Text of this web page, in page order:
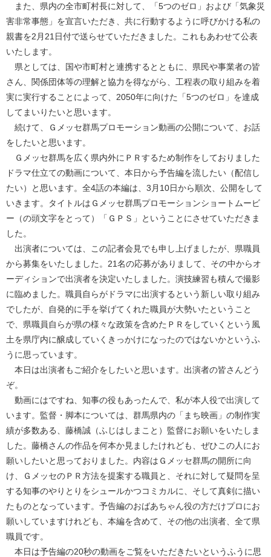
また、県内の全市町村長に対して、「5つのゼロ」および「気象災
害非常事態」を宣言いただき、共に行動するように呼びかける私の
親書を2月21日付で送らせていただきました。これもあわせて公表
いたします。
県としては、国や市町村と連携するとともに、県民や事業者の皆
さん、関係団体等の理解と協力を得ながら、工程表の取り組みを着
実に実行することによって、2050年に向けた「5つのゼロ」を達成
してまいりたいと思います。
続けて、Ｇメッセ群馬プロモーション動画の公開について、お話
をしたいと思います。
Ｇメッセ群馬を広く県内外にＰＲするため制作をしておりました
ドラマ仕立ての動画について、本日から予告編を流したい（配信し
たい）と思います。全4話の本編は、3月10日から順次、公開をして
いきます。タイトルはＧメッセ群馬プロモーションショートムービ
ー（の頭文字をとって）「ＧＰＳ」ということにさせていただきま
した。
出演者については、この記者会見でも申し上げましたが、県職員
から募集をいたしました。21名の応募がありまして、その中からオ
ーディションで出演者を決定いたしました。演技練習も積んで撮影
に臨めました。職員自らがドラマに出演するという新しい取り組み
でしたが、自発的に手を挙げてくれた職員が大勢いたということ
で、県職員自らが県の様々な政策を含めたＰＲをしていくという風
土を県庁内に醸成していくきっかけになったのではないかというふ
うに思っています。
本日は出演者もご紹介をしたいと思います。出演者の皆さんどう
ぞ。
動画にはですね、知事の役もあったんで、私が本人役で出演して
います。監督・脚本については、群馬県内の「まち映画」の制作実
績が多数ある、藤橋誠（ふじはしまこと）監督にお願いをいたしま
した。藤橋さんの作品を何本か見ましたけれども、ぜひこの人にお
願いしたいと思っておりました。内容はＧメッセ群馬の開所に向
け、ＧメッセのＰＲ方法を提案する職員と、それに対して疑問を呈
する知事のやりとりをシュールかつコミカルに、そして真剣に描い
たものとなっています。予告編のおばあちゃん役の方だけプロにお
願いしていますけれども、本編を含めて、その他の出演者、全て県
職員です。
本日は予告編の20秒の動画をご覧をいただきたいというふうに思